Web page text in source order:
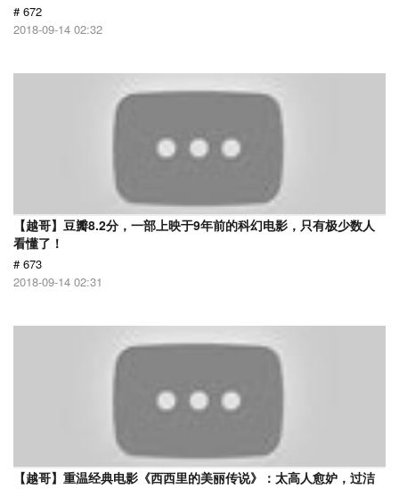
# 672
2018-09-14 02:32
【越哥】豆瓣8.2分，一部上映于9年前的科幻电影，只有极少数人
看懂了！
# 673
2018-09-14 02:31
【越哥】重温经典电影《西西里的美丽传说》：太高人愈妒，过洁